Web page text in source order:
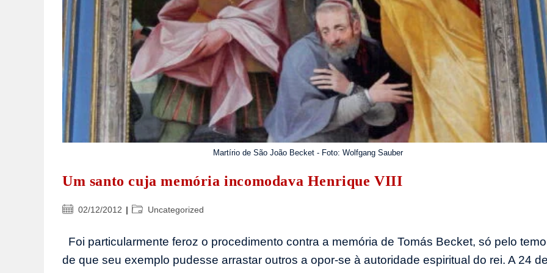
Martírio de São João Becket - Foto: Wolfgang Sauber
Um santo cuja memória incomodava Henrique VIII
Post02/12/2012
Categoria
Uncategorized
Foi particularmente feroz o procedimento contra a memória de Tomás Becket, só pelo
de que seu exemplo pudesse arrastar outros a opor-se à autoridade espiritual do rei. A 24